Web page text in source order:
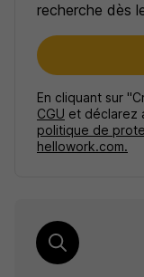
recherche dès
En cliquant sur
CGU et déclarez
politique de
hellowork.com.